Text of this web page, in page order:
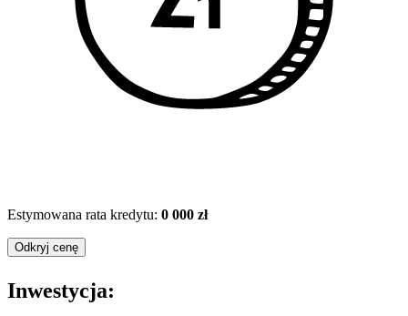
Estymowana rata kredytu: 0 000 zł
Odkryj cenę
Inwestycja: